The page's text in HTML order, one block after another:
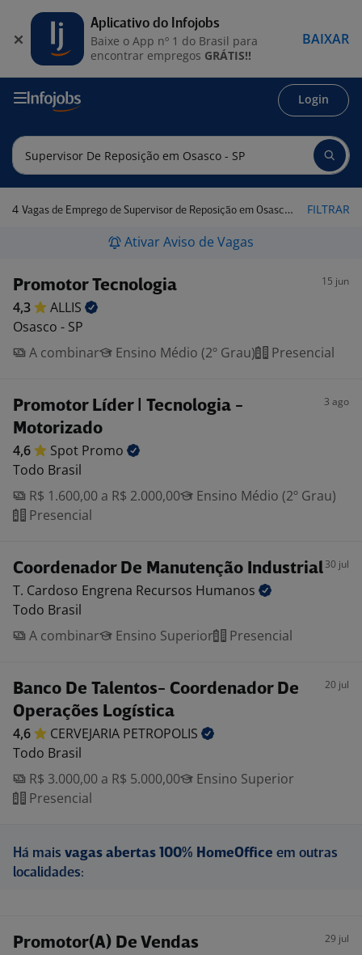
Login
4 Vagas de Emprego de Supervisor de Reposição em Osasco - SP FILTRAR
Ativar Aviso de Vagas
Promotor Tecnologia 15 jun
4,3
ALLIS
Osasco - SP
A combinar
Ensino Médio (2º Grau) Presencial
Promotor Líder | Tecnologia -
Motorizado
3 ago
4,6 Spot Promo
Todo Brasil
R$ 1.600,00 a R$ 2.000,00
Ensino Médio (2º Grau)
Presencial
Coordenador De Manutenção Industrial30 jul
T. Cardoso Engrena Recursos Humanos
Todo Brasil
A combinar
Ensino Superior Presencial
Banco De Talentos- Coordenador De
Operações Logística
20 jul
4,6 CERVEJARIA PETROPOLIS
Todo Brasil
R$ 3.000,00 a R$ 5.000,00
Ensino Superior
Presencial
Há mais vagas abertas 100% HomeOffice em outras
localidades:
Promotor(A) De Vendas 29 jul
Aplicativo do Infojobs
Baixe o App nº 1 do Brasil para
encontrar empregos GRÁTIS!!
BAIXAR